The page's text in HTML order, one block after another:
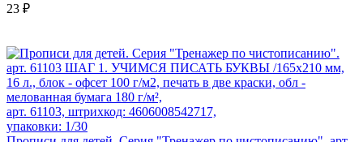
23 ₽
арт. 61103, штрихкод: 4606008542717,
упаковки: 1/30